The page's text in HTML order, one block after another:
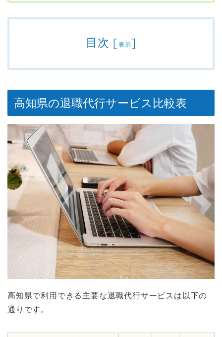
目次 [表示]
高知県の退職代行サービス比較表
高知県で利用できる主要な退職代行サービスは以下の
通りです。